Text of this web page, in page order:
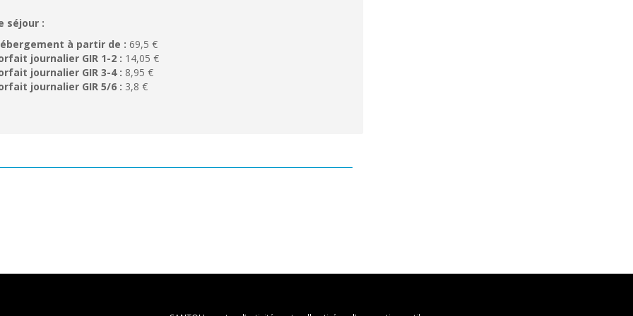
séjour :
à partir de : 69,5 €
journalier GIR 1-2 : 14,05 €
journalier GIR 3-4 : 8,95 €
journalier GIR 5/6 : 3,8 €